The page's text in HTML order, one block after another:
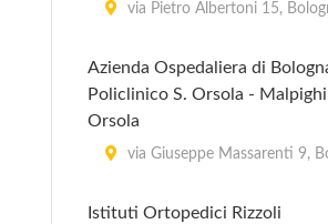
via Pietro Albertoni 15,
Azienda Ospedaliera di
Policlinico S. Orsola -
Orsola
via Giuseppe Massarenti 9,
Istituti Ortopedici Rizzoli